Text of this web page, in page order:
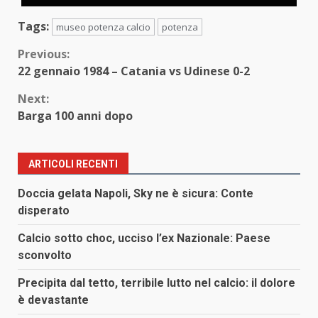
Tags: museo potenza calcio potenza
Continue
Reading
Previous:
22 gennaio 1984 – Catania vs Udinese 0-2
Next:
Barga 100 anni dopo
ARTICOLI RECENTI
Doccia gelata Napoli, Sky ne è sicura: Conte
disperato
Calcio sotto choc, ucciso l’ex Nazionale: Paese
sconvolto
Precipita dal tetto, terribile lutto nel calcio: il dolore
è devastante